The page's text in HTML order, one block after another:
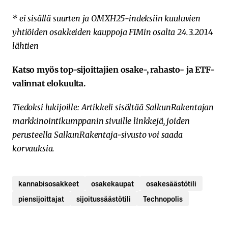
* ei sisällä suurten ja OMXH25-indeksiin kuuluvien
yhtiöiden osakkeiden kauppoja FIMin osalta 24.3.2014
lähtien
Katso myös top-sijoittajien osake-, rahasto- ja ETF-
valinnat elokuulta.
Tiedoksi lukijoille: Artikkeli sisältää SalkunRakentajan
markkinointikumppanin sivuille linkkejä, joiden
perusteella SalkunRakentaja-sivusto voi saada
korvauksia.
kannabisosakkeet osakekaupat
osakesäästötili
piensijoittajat
sijoitussäästötili Technopolis